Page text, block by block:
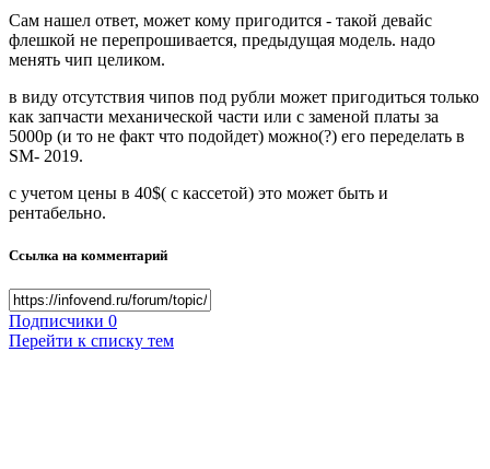
Сам нашел ответ, может кому пригодится - такой девайс
флешкой не перепрошивается, предыдущая модель. надо
менять чип целиком.
в виду отсутствия чипов под рубли может пригодиться только
как запчасти механической части или с заменой платы за
5000р (и то не факт что подойдет) можно(?) его переделать в
SM- 2019.
с учетом цены в 40$( с кассетой) это может быть и
рентабельно.
Ссылка на комментарий
Подписчики 0
Перейти к списку тем